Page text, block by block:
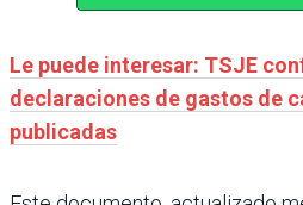
Le puede interesar: TSJE
declaraciones de gastos de
publicadas